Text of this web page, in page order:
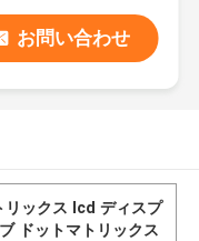
お問い合わせ
リックス lcd ディスプ
ドットマトリックス